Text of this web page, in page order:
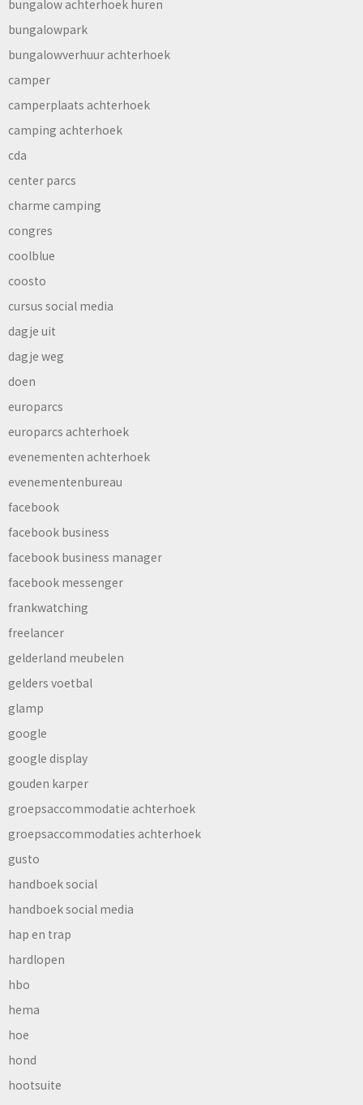
bungalow achterhoek huren
bungalowpark
bungalowverhuur achterhoek
camper
camperplaats achterhoek
camping achterhoek
cda
center parcs
charme camping
congres
coolblue
coosto
cursus social media
dagje uit
dagje weg
doen
europarcs
europarcs achterhoek
evenementen achterhoek
evenementenbureau
facebook
facebook business
facebook business manager
facebook messenger
frankwatching
freelancer
gelderland meubelen
gelders voetbal
glamp
google
google display
gouden karper
groepsaccommodatie achterhoek
groepsaccommodaties achterhoek
gusto
handboek social
handboek social media
hap en trap
hardlopen
hbo
hema
hoe
hond
hootsuite